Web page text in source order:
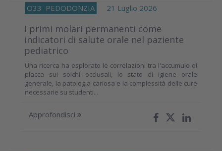
O33 PEDODONZIA 21 Luglio 2026
I primi molari permanenti come
indicatori di salute orale nel paziente
pediatrico
Una ricerca ha esplorato le correlazioni tra l'accumulo di
placca sui solchi occlusali, lo stato di igiene orale
generale, la patologia cariosa e la complessità delle cure
necessarie su studenti...
Approfondisci